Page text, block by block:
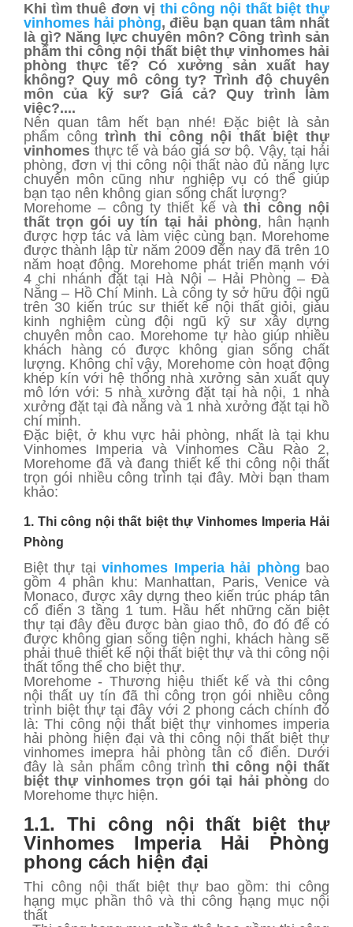
Khi tìm thuê đơn vị thi công nội thất biệt thự
vinhomes hải phòng, điều bạn quan tâm nhất
là gì? Năng lực chuyên môn? Công trình sản
phẩm thi công nội thất biệt thự vinhomes hải
phòng thực tế? Có xưởng sản xuất hay
không? Quy mô công ty? Trình độ chuyên
môn của kỹ sư? Giá cả? Quy trình làm
việc?....
Nên quan tâm hết bạn nhé! Đặc biệt là sản
phẩm côngtrình thi công nội thất biệt thự
vinhomes thực tế và báo giá sơ bộ. Vậy, tại hải
phòng, đơn vị thi công nội thất nào đủ năng lực
chuyên môn cũng như nghiệp vụ có thể giúp
bạn tạo nên không gian sống chất lượng?
Morehome – công ty thiết kế vàthi công nội
thất trọn gói uy tín tại hải phòng, hân hạnh
được hợp tác và làm việc cùng bạn. Morehome
được thành lập từ năm 2009 đến nay đã trên 10
năm hoạt động. Morehome phát triển mạnh với
4 chi nhánh đặt tại Hà Nội – Hải Phòng – Đà
Nẵng – Hồ Chí Minh. Là công ty sở hữu đội ngũ
trên 30 kiến trúc sư thiết kế nội thất giỏi, giàu
kinh nghiệm cùng đội ngũ kỹ sư xây dựng
chuyên môn cao. Morehome tự hào giúp nhiều
khách hàng có được không gian sống chất
lượng. Không chỉ vậy, Morehome còn hoạt động
khép kín với hệ thống nhà xưởng sản xuất quy
mô lớn với: 5 nhà xưởng đặt tại hà nội, 1 nhà
xưởng đặt tại đà nẵng và 1 nhà xưởng đặt tại hồ
chí minh.
Đặc biệt, ở khu vực hải phòng, nhất là tại khu
Vinhomes Imperia và Vinhomes Cầu Rào 2,
Morehome đã và đang thiết kế thi công nội thất
trọn gói nhiều công trình tại đây. Mời bạn tham
khảo:
1. Thi công nội thất biệt thự Vinhomes Imperia Hải
Phòng
Biệt thự tạivinhomes Imperia hải phòng bao
gồm 4 phân khu: Manhattan, Paris, Venice và
Monaco, được xây dựng theo kiến trúc pháp tân
cổ điển 3 tầng 1 tum. Hầu hết những căn biệt
thự tại đây đều được bàn giao thô, đo đó để có
được không gian sống tiện nghi, khách hàng sẽ
phải thuê thiết kế nội thất biệt thự và thi công nội
thất tổng thể cho biệt thự.
Morehome - Thương hiệu thiết kế và thi công
nội thất uy tín đã thi công trọn gói nhiều công
trình biệt thự tại đây với 2 phong cách chính đó
là: Thi công nội thất biệt thự vinhomes imperia
hải phòng hiện đại và thi công nội thất biệt thự
vinhomes imepra hải phòng tân cổ điển. Dưới
đây là sản phẩm công trình thi công nội thất
biệt thự vinhomes trọn gói tại hải phòng do
Morehome thực hiện.
1.1. Thi công nội thất biệt thự
Vinhomes Imperia Hải Phòng
phong cách hiện đại
Thi công nội thất biệt thự bao gồm: thi công
hạng mục phần thô và thi công hạng mục nội
thất